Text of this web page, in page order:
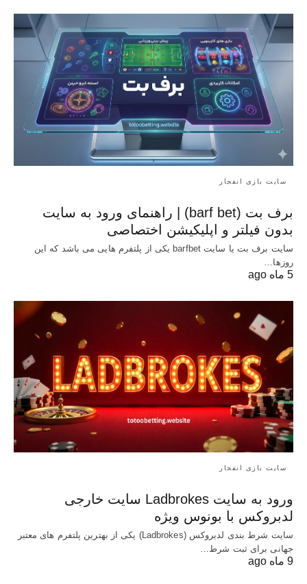
سایت بازی انفجار
برف بت (barf bet) | راهنمای ورود به سایت
بدون فیلتر و اپلیکیشن اختصاصی
سایت برف بت یا سایت barfbet یکی از پلتفرم‌ هایی می باشد که این
روزها…
5 ماه ago
سایت بازی انفجار
ورود به سایت Ladbrokes سایت خارجی
لدبروکس با بونوس ویژه
سایت شرط بندی لدبروکس (Ladbrokes) یکی از بهترین پلتفرم های معتبر
جهانی برای ثبت شرط…
9 ماه ago